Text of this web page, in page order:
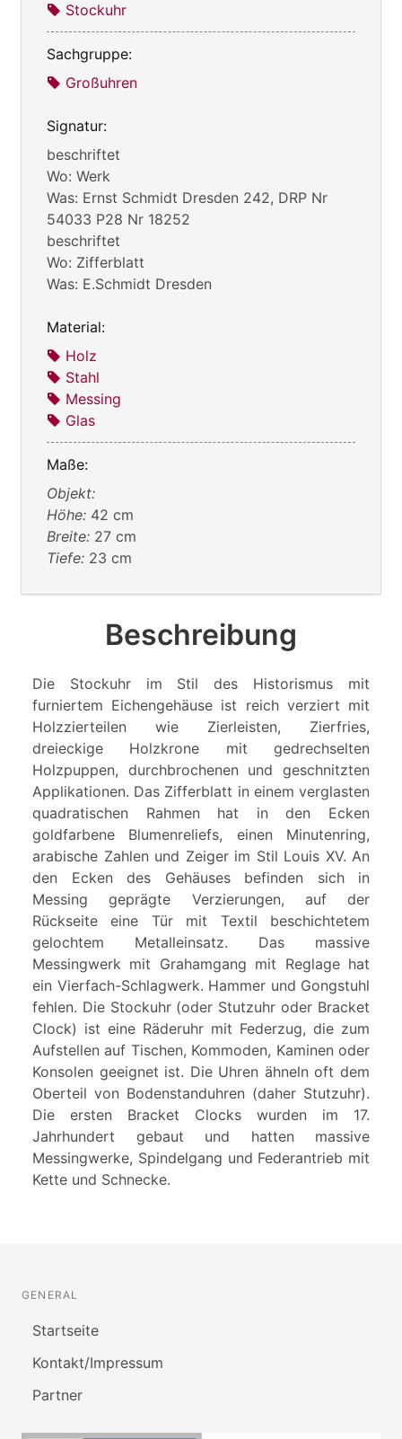
Stockuhr
Sachgruppe:
Großuhren
Signatur:
beschriftet
Wo: Werk
Was: Ernst Schmidt Dresden 242, DRP Nr
54033 P28 Nr 18252
beschriftet
Wo: Zifferblatt
Was: E.Schmidt Dresden
Material:
Holz
Stahl
Messing
Glas
Maße:
Objekt:
Höhe: 42 cm
Breite: 27 cm
Tiefe: 23 cm
Beschreibung
Die Stockuhr im Stil des Historismus mit
furniertem Eichengehäuse ist reich verziert mit
Holzzierteilen wie Zierleisten, Zierfries,
dreieckige Holzkrone mit gedrechselten
Holzpuppen, durchbrochenen und geschnitzten
Applikationen. Das Zifferblatt in einem verglasten
quadratischen Rahmen hat in den Ecken
goldfarbene Blumenreliefs, einen Minutenring,
arabische Zahlen und Zeiger im Stil Louis XV. An
den Ecken des Gehäuses befinden sich in
Messing geprägte Verzierungen, auf der
Rückseite eine Tür mit Textil beschichtetem
gelochtem Metalleinsatz. Das massive
Messingwerk mit Grahamgang mit Reglage hat
ein Vierfach-Schlagwerk. Hammer und Gongstuhl
fehlen. Die Stockuhr (oder Stutzuhr oder Bracket
Clock) ist eine Räderuhr mit Federzug, die zum
Aufstellen auf Tischen, Kommoden, Kaminen oder
Konsolen geeignet ist. Die Uhren ähneln oft dem
Oberteil von Bodenstanduhren (daher Stutzuhr).
Die ersten Bracket Clocks wurden im 17.
Jahrhundert gebaut und hatten massive
Messingwerke, Spindelgang und Federantrieb mit
Kette und Schnecke.
GENERAL
Startseite
Kontakt/Impressum
Partner